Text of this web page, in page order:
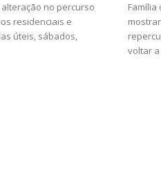
no percurso
residenciais e
úteis, sábados,
voltar a